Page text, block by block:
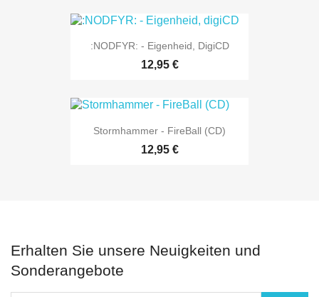
:NODFYR: - Eigenheid, DigiCD
12,95 €
Stormhammer - FireBall (CD)
12,95 €
Erhalten Sie unsere Neuigkeiten und
Sonderangebote